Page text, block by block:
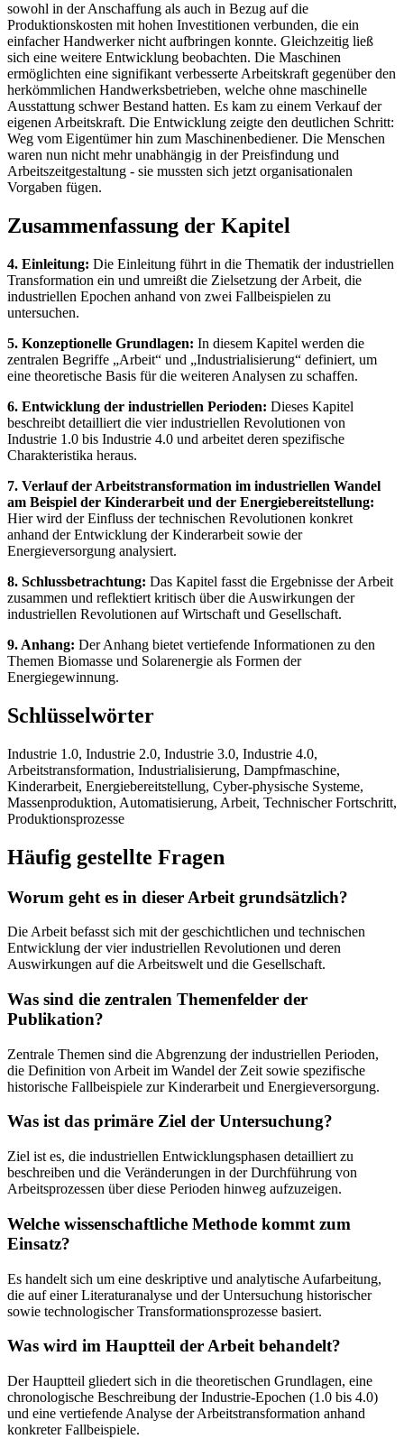
sowohl in der Anschaffung als auch in Bezug auf die
Produktionskosten mit hohen Investitionen verbunden, die ein
einfacher Handwerker nicht aufbringen konnte. Gleichzeitig ließ
sich eine weitere Entwicklung beobachten. Die Maschinen
ermöglichten eine signifikant verbesserte Arbeitskraft gegenüber den
herkömmlichen Handwerksbetrieben, welche ohne maschinelle
Ausstattung schwer Bestand hatten. Es kam zu einem Verkauf der
eigenen Arbeitskraft. Die Entwicklung zeigte den deutlichen Schritt:
Weg vom Eigentümer hin zum Maschinenbediener. Die Menschen
waren nun nicht mehr unabhängig in der Preisfindung und
Arbeitszeitgestaltung - sie mussten sich jetzt organisationalen
Vorgaben fügen.
Zusammenfassung der Kapitel
4. Einleitung: Die Einleitung führt in die Thematik der industriellen
Transformation ein und umreißt die Zielsetzung der Arbeit, die
industriellen Epochen anhand von zwei Fallbeispielen zu
untersuchen.
5. Konzeptionelle Grundlagen: In diesem Kapitel werden die
zentralen Begriffe „Arbeit“ und „Industrialisierung“ definiert, um
eine theoretische Basis für die weiteren Analysen zu schaffen.
6. Entwicklung der industriellen Perioden: Dieses Kapitel
beschreibt detailliert die vier industriellen Revolutionen von
Industrie 1.0 bis Industrie 4.0 und arbeitet deren spezifische
Charakteristika heraus.
7. Verlauf der Arbeitstransformation im industriellen Wandel
am Beispiel der Kinderarbeit und der Energiebereitstellung:
Hier wird der Einfluss der technischen Revolutionen konkret
anhand der Entwicklung der Kinderarbeit sowie der
Energieversorgung analysiert.
8. Schlussbetrachtung: Das Kapitel fasst die Ergebnisse der Arbeit
zusammen und reflektiert kritisch über die Auswirkungen der
industriellen Revolutionen auf Wirtschaft und Gesellschaft.
9. Anhang: Der Anhang bietet vertiefende Informationen zu den
Themen Biomasse und Solarenergie als Formen der
Energiegewinnung.
Schlüsselwörter
Industrie 1.0, Industrie 2.0, Industrie 3.0, Industrie 4.0,
Arbeitstransformation, Industrialisierung, Dampfmaschine,
Kinderarbeit, Energiebereitstellung, Cyber-physische Systeme,
Massenproduktion, Automatisierung, Arbeit, Technischer Fortschritt,
Produktionsprozesse
Häufig gestellte Fragen
Worum geht es in dieser Arbeit grundsätzlich?
Die Arbeit befasst sich mit der geschichtlichen und technischen
Entwicklung der vier industriellen Revolutionen und deren
Auswirkungen auf die Arbeitswelt und die Gesellschaft.
Was sind die zentralen Themenfelder der
Publikation?
Zentrale Themen sind die Abgrenzung der industriellen Perioden,
die Definition von Arbeit im Wandel der Zeit sowie spezifische
historische Fallbeispiele zur Kinderarbeit und Energieversorgung.
Was ist das primäre Ziel der Untersuchung?
Ziel ist es, die industriellen Entwicklungsphasen detailliert zu
beschreiben und die Veränderungen in der Durchführung von
Arbeitsprozessen über diese Perioden hinweg aufzuzeigen.
Welche wissenschaftliche Methode kommt zum
Einsatz?
Es handelt sich um eine deskriptive und analytische Aufarbeitung,
die auf einer Literaturanalyse und der Untersuchung historischer
sowie technologischer Transformationsprozesse basiert.
Was wird im Hauptteil der Arbeit behandelt?
Der Hauptteil gliedert sich in die theoretischen Grundlagen, eine
chronologische Beschreibung der Industrie-Epochen (1.0 bis 4.0)
und eine vertiefende Analyse der Arbeitstransformation anhand
konkreter Fallbeispiele.